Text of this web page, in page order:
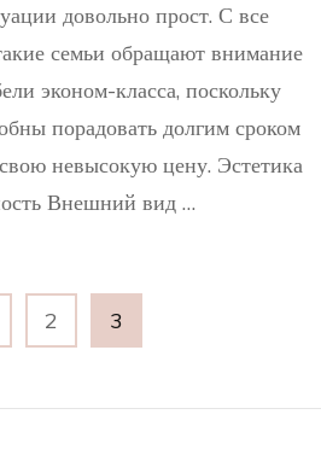
и
довольно прост. С все
семьи обращают внимание
эконом-класса, поскольку
порадовать долгим сроком
невысокую цену. Эстетика
Внешний вид …
Страница
2 Страница
3